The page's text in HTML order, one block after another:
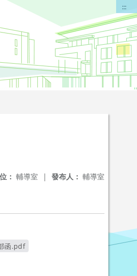
:::
發布人： 輔導室
： 輔導室 |
函.pdf